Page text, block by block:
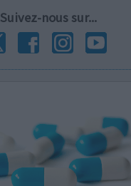
Suivez-nous sur...